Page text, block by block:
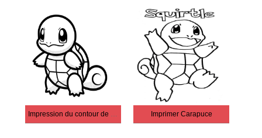
Impression du contour de Carapuce Imprimer Carapuce